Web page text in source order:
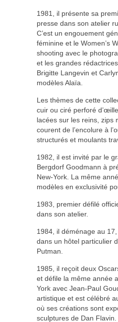
1981, il présente sa
presse dans son atelier
C’est un engouement
féminine et le Women’s
shooting avec le
et les grandes
Brigitte Langevin et
modèles Alaïa.
Les thèmes de cette
cuir ou ciré perforé
lacées sur les reins, zips
courent de l’encolure à
structurés et moulants
1982, il est invité par le
Bergdorf Goodmann à
New-York. La même
modèles en exclusivité
1983, premier défilé
dans son atelier.
1984, il déménage au
dans un hôtel particulier
Putman.
1985, il reçoit deux
et défile la même année
York avec Jean-Paul
artistique et est célébré
où ses créations sont
sculptures de Dan